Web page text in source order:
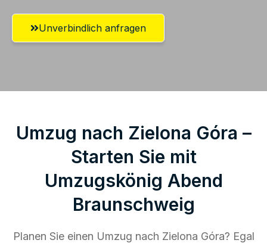
Unverbindlich anfragen
Umzug nach Zielona Góra –
Starten Sie mit
Umzugskönig Abend
Braunschweig
Planen Sie einen Umzug nach Zielona Góra? Egal